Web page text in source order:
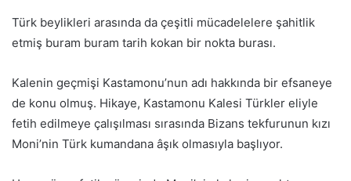
Türk beylikleri arasında da çeşitli mücadelelere şahitlik
etmiş buram buram tarih kokan bir nokta burası.
Kalenin geçmişi Kastamonu’nun adı hakkında bir efsaneye
de konu olmuş. Hikaye, Kastamonu Kalesi Türkler eliyle
fetih edilmeye çalışılması sırasında Bizans tekfurunun kızı
Moni’nin Türk kumandana âşık olmasıyla başlıyor.